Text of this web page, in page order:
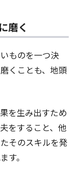
磨く
ものを一つ決
くことも、地頭
を生み出すため
をすること、他
そのスキルを発
す。